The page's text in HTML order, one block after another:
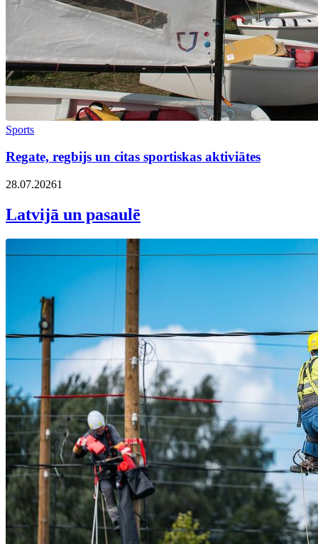
Sports
Regate, regbijs un citas sportiskas aktiviātes
28.07.20261
Latvijā un pasaulē